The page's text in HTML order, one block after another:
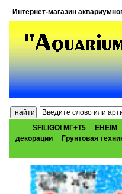
Интернет-магазин
SFILIGOI МГ+Т5 EHEIM
декорации
Грунтовая